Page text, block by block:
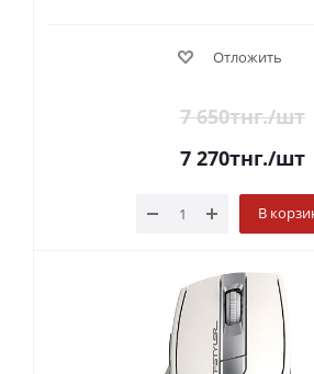
Отложить
7 650тнг./шт
7 270тнг./шт
В